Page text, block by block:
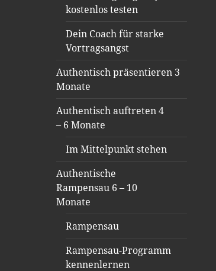
kostenlos testen
Dein Coach für starke
Vortragsangst
Authentisch präsentieren 3
Monate
Authentisch auftreten 4
– 6 Monate
Im Mittelpunkt stehen
Authentische
Rampensau 6 – 10
Monate
Rampensau
Rampensau-Programm
kennenlernen